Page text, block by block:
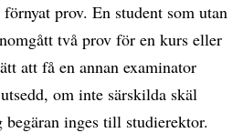
prov. En student som utan
två prov för en kurs eller
att få en annan examinator
om inte särskilda skäl
inges till studierektor.